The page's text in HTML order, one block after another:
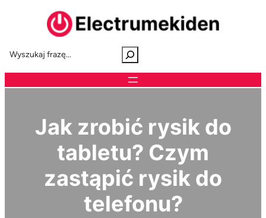
S
r
Jak zrobić rysik do
tabletu? Czym
zastąpić rysik do
telefonu?